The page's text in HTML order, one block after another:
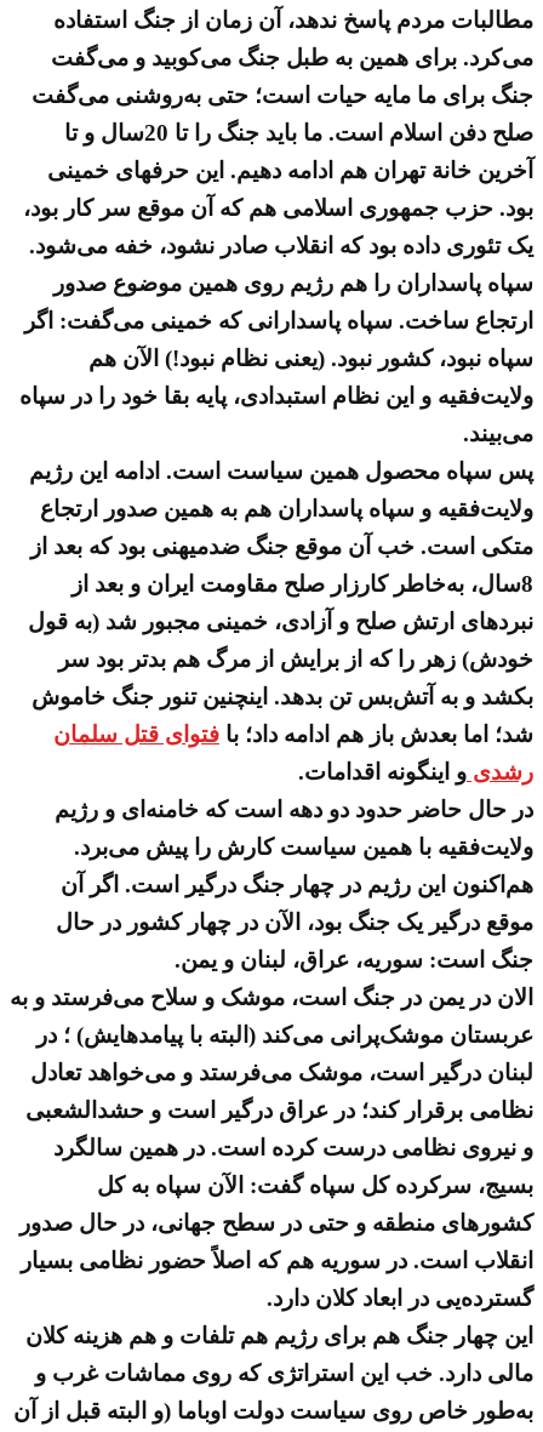
مطالبات مردم پاسخ ندهد، آن زمان از جنگ استفاده
می‌کرد. برای همین به طبل جنگ می‌کوبید و می‌گفت
جنگ برای ما مایه حیات است؛ حتی به‌روشنی می‌گفت
صلح دفن اسلام است. ما باید جنگ را تا 20سال و تا
آخرین خانة‌ تهران هم ادامه دهیم. این حرفهای خمینی
بود. حزب جمهوری اسلامی هم که آن موقع سر کار بود،
یک تئوری داده بود که انقلاب صادر نشود، خفه می‌شود.
سپاه پاسداران را هم رژیم روی همین موضوع صدور
ارتجاع ساخت. سپاه پاسدارانی که خمینی می‌گفت: اگر
سپاه نبود، کشور نبود. (یعنی نظام نبود!) الآن هم
ولایت‌فقیه و این نظام استبدادی، پایه بقا خود را در سپاه
می‌بیند.
پس سپاه محصول همین سیاست است. ادامه این رژیم
ولایت‌فقیه و سپاه پاسداران هم به همین صدور ارتجاع
متکی است. خب آن موقع جنگ ضدمیهنی بود که بعد از
8سال، به‌خاطر کارزار صلح مقاومت ایران و بعد از
نبردهای ارتش صلح و آزادی، خمینی مجبور شد (به قول
خودش) زهر را که از برایش از مرگ هم بدتر بود سر
بکشد و به آتش‌بس تن بدهد. اینچنین تنور جنگ خاموش
شد؛ اما بعدش باز هم ادامه داد؛ با فتوای قتل سلمان
رشدی و اینگونه اقدامات.
در حال حاضر حدود دو دهه است که خامنه‌ای و رژیم‌
ولایت‌فقیه با همین سیاست کارش را پیش می‌برد.
هم‌اکنون این رژیم در چهار جنگ درگیر است. اگر آن
موقع درگیر یک جنگ بود، الآن در چهار کشور در حال
جنگ است: سوریه، عراق، لبنان و یمن.
الان در یمن در جنگ است، موشک و سلاح می‌فرستد و به
عربستان موشک‌پرانی می‌کند (البته با پیامدهایش) ؛ در
لبنان درگیر است، موشک می‌فرستد و می‌خواهد تعادل
نظامی برقرار کند؛ در عراق درگیر است و حشدالشعبی
و نیروی نظامی درست کرده است. در همین سالگرد
بسیج، سرکرده کل سپاه گفت: الآن سپاه به کل
کشورهای منطقه و حتی در سطح جهانی، در حال صدور
انقلاب است. در سوریه هم که اصلاً حضور نظامی بسیار
گسترده‌یی در ابعاد کلان دارد.
این چهار جنگ هم برای رژیم هم تلفات و هم هزینه کلان
مالی دارد. خب این استراتژی که روی مماشات غرب و
به‌طور خاص روی سیاست دولت اوباما (و البته قبل از آن